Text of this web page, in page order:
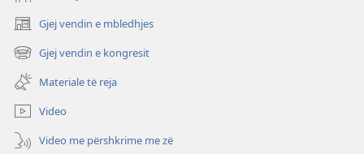
Gjej vendin e mbledhjes
(hap
dritare
të
re)
Gjej vendin e kongresit
(hap
dritare
të
re)
Materiale të reja
Video
Video me përshkrime me zë